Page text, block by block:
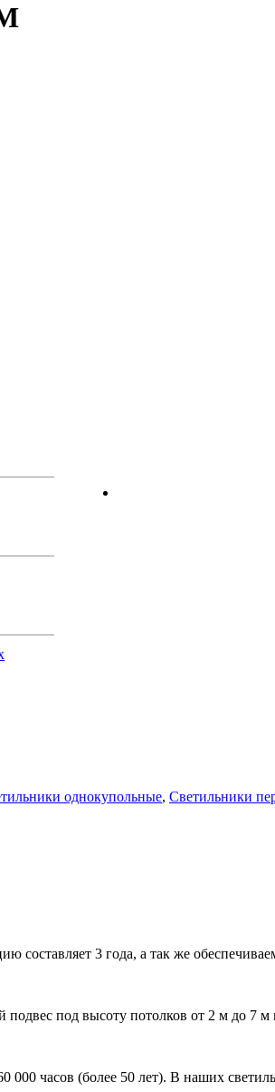
однокупольные, Светильники
3 года, а так же
под высоту потолков от 2 м до 7
часов (более 50 лет). В наших